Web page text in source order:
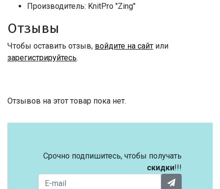
Производитель: KnitPro "Zing"
Отзывы
Чтобы оставить отзыв, войдите на сайт или
зарегистрируйтесь.
Отзывов на этот товар пока нет.
Срочно подпишитесь, чтобы получать
скидки!!!